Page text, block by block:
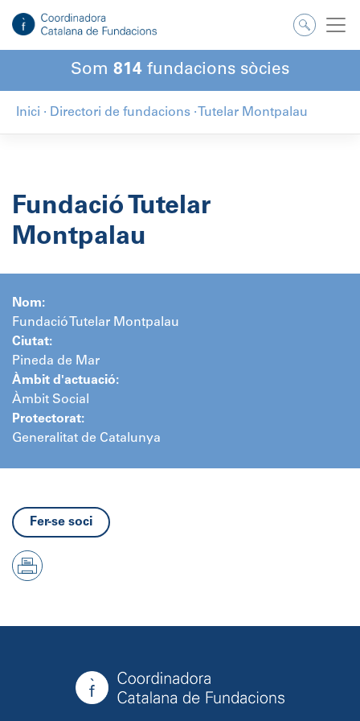
contingut
Som 814 fundacions sòcies
Inici · Directori de fundacions · Tutelar Montpalau
Fundació Tutelar
Montpalau
Nom:
Fundació Tutelar Montpalau
Ciutat:
Pineda de Mar
Àmbit d'actuació:
Àmbit Social
Protectorat:
Generalitat de Catalunya
Fer-se soci